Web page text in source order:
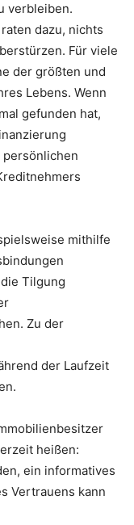
verbleiben.
dazu, nichts
Für viele
der größten und
Lebens. Wenn
gefunden hat,
mithilfe
Tilgung
Zu der
der Laufzeit
heißen:
ein informatives
Vertrauens kann